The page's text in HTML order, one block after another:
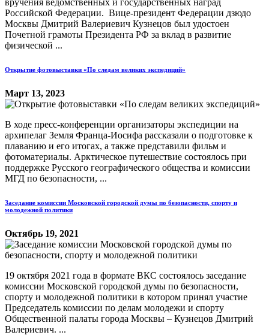
Российской Федерации. Вице-президент Федерации дзюдо
Москвы Дмитрий Валериевич Кузнецов был удостоен
Почетной грамоты Президента РФ за вклад в развитие
физической ...
Открытие фотовыставки «По следам великих экспедиций»
Март 13, 2023
В ходе пресс-конференции организаторы экспедиции на
архипелаг Земля Франца-Иосифа рассказали о подготовке к
плаванию и его итогах, а также представили фильм и
фотоматериалы. Арктическое путешествие состоялось при
поддержке Русского географического общества и комиссии
МГД по безопасности, ...
Заседание комиссии Московской городской думы по безопасности, спорту и
молодежной политики
Октябрь 19, 2021
19 октября 2021 года в формате ВКС состоялось заседание
комиссии Московской городской думы по безопасности,
спорту и молодежной политики в котором принял участие
Председатель комиссии по делам молодежи и спорту
Общественной палаты города Москвы – Кузнецов Дмитрий
Валериевич. ...